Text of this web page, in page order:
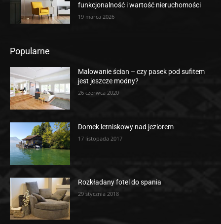
funkcjonalność i wartość nieruchomości
19 marca 2026
Popularne
Malowanie ścian – czy pasek pod sufitem
jest jeszcze modny?
26 czerwca 2020
Domek letniskowy nad jeziorem
17 listopada 2017
Rozkładany fotel do spania
29 stycznia 2018